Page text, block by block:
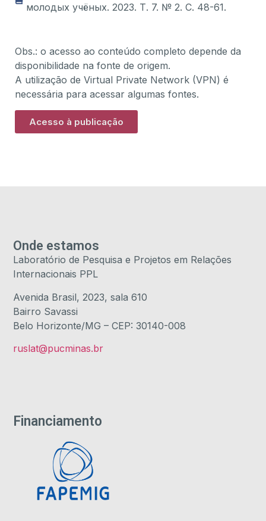
молодых учёных. 2023. Т. 7. № 2. С. 48-61.
Obs.: o acesso ao conteúdo completo depende da
disponibilidade na fonte de origem.
A utilização de Virtual Private Network (VPN) é
necessária para acessar algumas fontes.
Acesso à publicação
Financiamento
Onde estamos
Laboratório de Pesquisa e Projetos em Relações
Internacionais PPL
Avenida Brasil, 2023, sala 610
Bairro Savassi
Belo Horizonte/MG – CEP: 30140-008
ruslat@pucminas.br